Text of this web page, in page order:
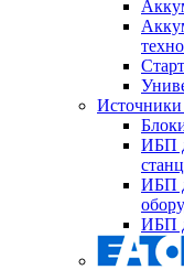
Источники
ИБП
ИБП
ИБП